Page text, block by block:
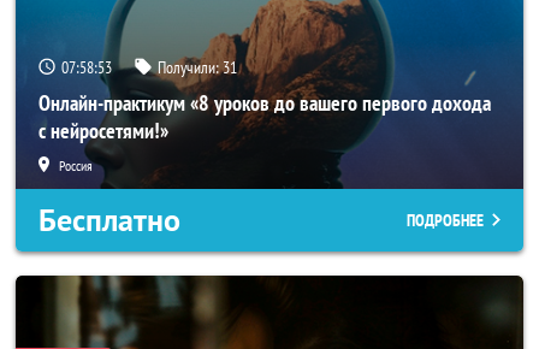
07:58:50 Получили:31
Онлайн-практикум «8 уроков до вашего первого дохода
с нейросетями!»
Россия
Бесплатно ПОДРОБНЕЕ